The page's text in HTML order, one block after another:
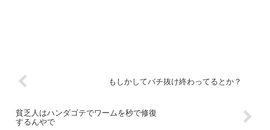
もしかしてバチ抜け終わってるとか？
貧乏人はハンダゴテでワームを秒で修復
するんやで